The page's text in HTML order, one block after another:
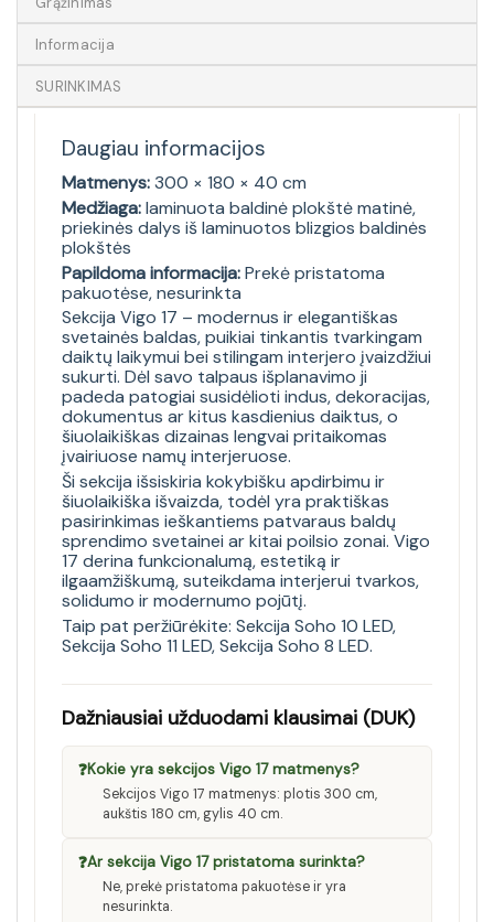
Informacija
SURINKIMAS
Daugiau informacijos
Matmenys:300 × 180 × 40 cm
Medžiaga:laminuota baldinė plokštė matinė,
priekinės dalys iš laminuotos blizgios baldinės
plokštės
Papildoma informacija:Prekė pristatoma
pakuotėse, nesurinkta
Sekcija Vigo 17 – modernus ir elegantiškas
svetainės baldas, puikiai tinkantis tvarkingam
daiktų laikymui bei stilingam interjero įvaizdžiui
sukurti. Dėl savo talpaus išplanavimo ji
padeda patogiai susidėlioti indus, dekoracijas,
dokumentus ar kitus kasdienius daiktus, o
šiuolaikiškas dizainas lengvai pritaikomas
įvairiuose namų interjeruose.
Ši sekcija išsiskiria kokybišku apdirbimu ir
šiuolaikiška išvaizda, todėl yra praktiškas
pasirinkimas ieškantiems patvaraus baldų
sprendimo svetainei ar kitai poilsio zonai. Vigo
17 derina funkcionalumą, estetiką ir
ilgaamžiškumą, suteikdama interjerui tvarkos,
solidumo ir modernumo pojūtį.
Taip pat peržiūrėkite: Sekcija Soho 10 LED,
Sekcija Soho 11 LED,Sekcija Soho 8 LED.
Dažniausiai užduodami klausimai (DUK)
❓Kokie yra sekcijos Vigo 17 matmenys?
Sekcijos Vigo 17 matmenys: plotis 300 cm,
aukštis 180 cm, gylis 40 cm.
❓Ar sekcija Vigo 17 pristatoma surinkta?
Ne, prekė pristatoma pakuotėse ir yra
nesurinkta.